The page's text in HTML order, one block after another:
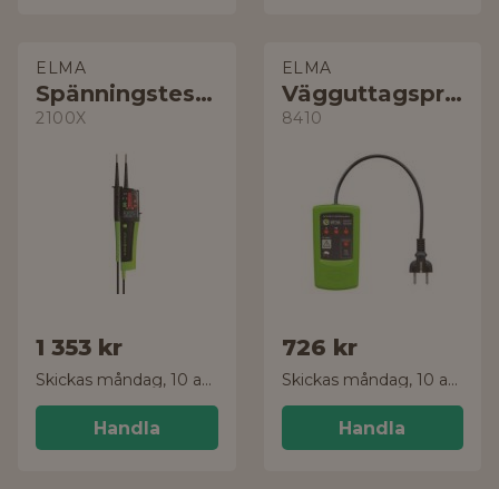
ELMA
Spänningstestare
2100X
1 353 kr
Skickas måndag, 10 aug.
Handla
ELMA
Vägguttagsprovare
8410
726 kr
Skickas måndag, 10 aug.
Handla